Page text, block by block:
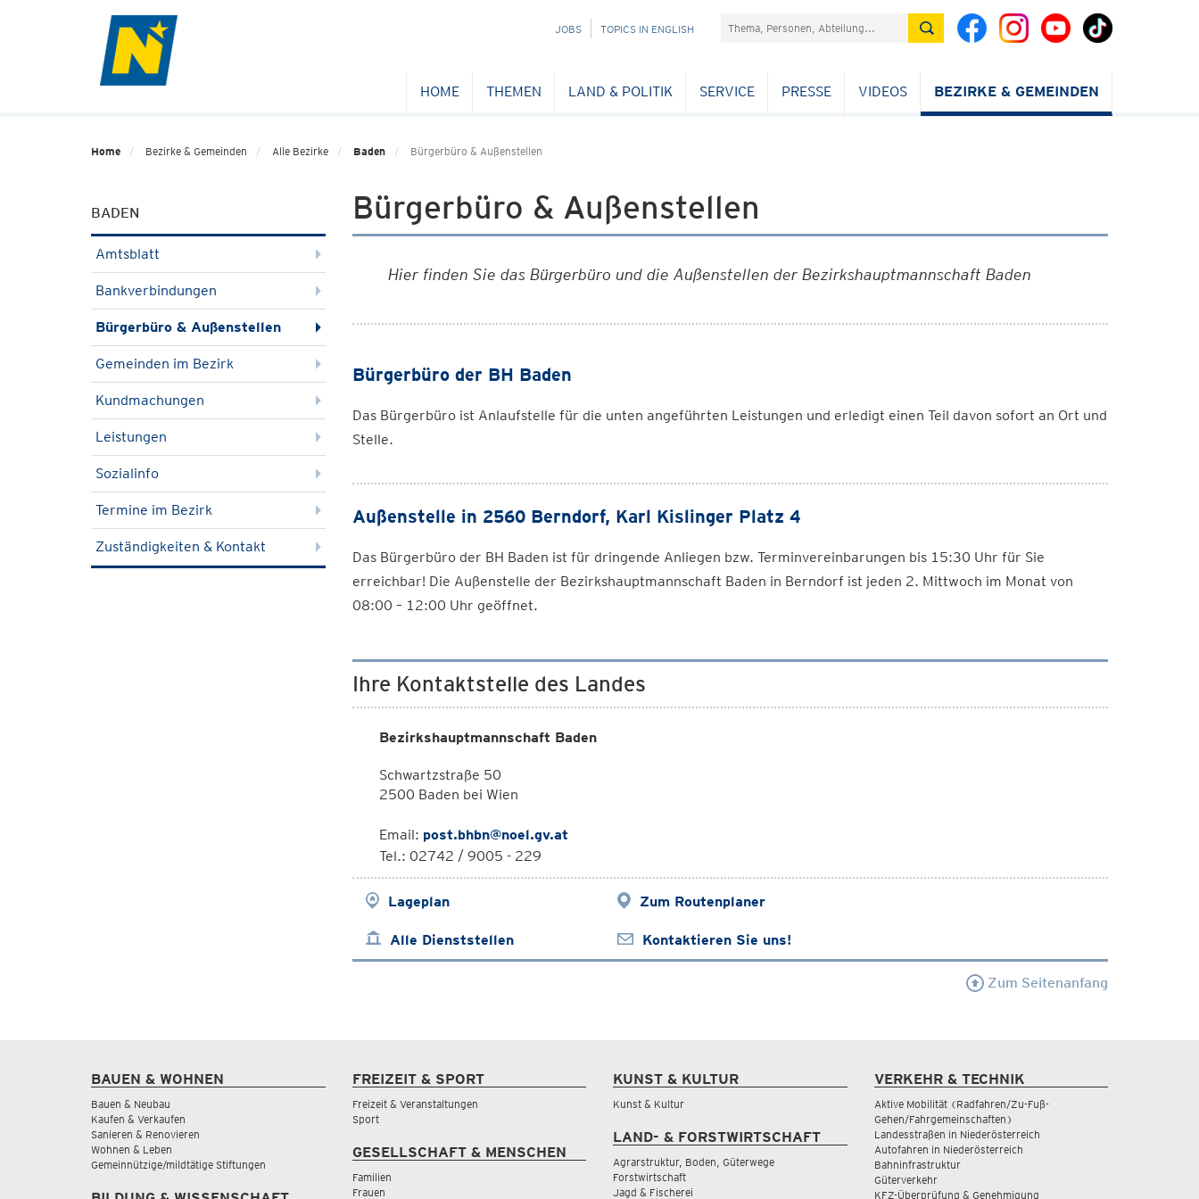
NAVIGATION
JOBS TOPICS IN ENGLISH Suchefeld
HOME THEMEN LAND & POLITIK SERVICE PRESSE VIDEOS BEZIRKE & GEMEINDEN
Home Bezirke & Gemeinden Alle Bezirke Baden Bürgerbüro & Außenstellen
BADEN
Amtsblatt
Bankverbindungen
Bürgerbüro & Außenstellen
Gemeinden im Bezirk
Kundmachungen
Leistungen
Sozialinfo
Termine im Bezirk
Zuständigkeiten & Kontakt
Bürgerbüro & Außenstellen
Hier finden Sie das Bürgerbüro und die Außenstellen der Bezirkshauptmannschaft Baden
Bürgerbüro der BH Baden
Das Bürgerbüro ist Anlaufstelle für die unten angeführten Leistungen und erledigt einen Teil davon sofort an Ort und
Stelle.
Außenstelle in 2560 Berndorf, Karl Kislinger Platz 4
Das Bürgerbüro der BH Baden ist für dringende Anliegen bzw. Terminvereinbarungen bis 15:30 Uhr für Sie
erreichbar! Die Außenstelle der Bezirkshauptmannschaft Baden in Berndorf ist jeden 2. Mittwoch im Monat von
08:00 – 12:00 Uhr geöffnet.
Ihre Kontaktstelle des Landes
Bezirkshauptmannschaft Baden
Schwartzstraße 50
2500 Baden bei Wien
Email: post.bhbn@noel.gv.at
Tel.: 02742 / 9005 - 229
Lageplan Zum Routenplaner
Alle Dienststellen Kontaktieren Sie uns!
Zum Seitenanfang
BAUEN & WOHNEN
Bauen & Neubau
Kaufen & Verkaufen
Sanieren & Renovieren
Wohnen & Leben
Gemeinnützige/mildtätige Stiftungen
FREIZEIT & SPORT
Freizeit & Veranstaltungen
Sport
GESELLSCHAFT & MENSCHEN
Familien
Frauen
KUNST & KULTUR
Kunst & Kultur
LAND- & FORSTWIRTSCHAFT
Agrarstruktur, Boden, Güterwege
Forstwirtschaft
Jagd & Fischerei
VERKEHR & TECHNIK
Aktive Mobilität (Radfahren/Zu-Fuß-
Gehen/Fahrgemeinschaften)
Landesstraßen in Niederösterreich
Autofahren in Niederösterreich
Bahninfrastruktur
Güterverkehr
KFZ-Überprüfung & Genehmigung